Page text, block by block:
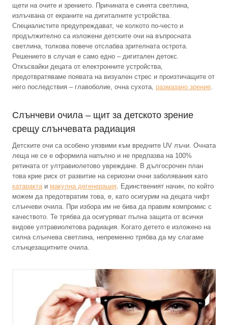
щети на очите и зрението. Причината е синята светлина,
излъчвана от екраните на дигиталните устройства.
Специалистите предупреждават, че колкото по-често и
продължително са изложени детските очи на въпросната
светлина, толкова повече отслабва зрителната острота.
Решението в случая е само едно – дигитален детокс.
Откъсвайки децата от електронните устройства,
предотвратяваме появата на визуален стрес и произтичащите от
него последствия – главоболие, очна сухота, размазано зрение.
Слънчеви очила – щит за детското зрение
срещу слънчевата радиация
Детските очи са особено уязвими към вредните UV лъчи. Очната
леща не се е оформила напълно и не предпазва на 100%
ретината от ултравиолетово увреждане. В дългосрочен план
това крие риск от развитие на сериозни очни заболявания като
катарактаи макулна дегенерация. Единственият начин, по който
можем да предотвратим това, е, като осигурим на децата чифт
слънчеви очила. При избора им не бива да правим компромис с
качеството. Те трябва да осигуряват пълна защита от всички
видове ултравиолетова радиация. Когато детето е изложено на
силна слънчева светлина, непременно трябва да му слагаме
слънцезащитните очила.